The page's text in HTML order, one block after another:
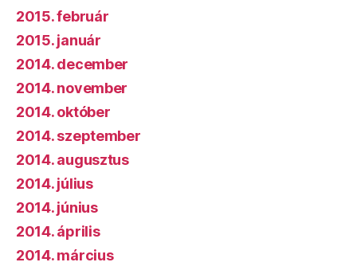
2015. február
2015. január
2014. december
2014. november
2014. október
2014. szeptember
2014. augusztus
2014. július
2014. június
2014. április
2014. március